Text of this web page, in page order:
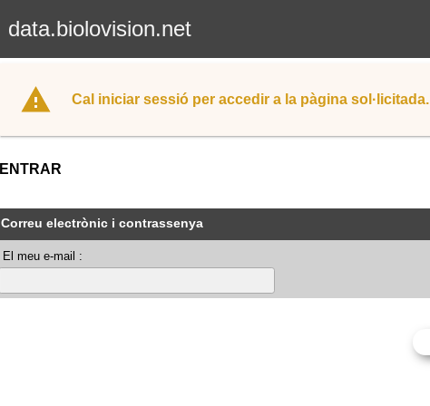
data.biolovision.net
Cal iniciar sessió per accedir a la pàgina sol·licitada.
ENTRAR
Correu electrònic i contrassenya
El meu e-mail :